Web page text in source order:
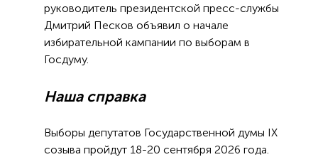
руководитель президентской пресс-службы
Дмитрий Песков объявил о начале
избирательной кампании по выборам в
Госдуму.
Наша справка
Выборы депутатов Государственной думы IX
созыва пройдут 18-20 сентября 2026 года.